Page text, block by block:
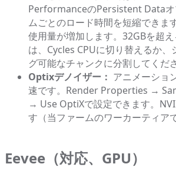
PerformanceのPersistent Dataオ
ムごとのロード時間を短縮できま
使用量が増加します。32GBを超
は、Cycles CPUに切り替えるか、
グ可能なチャンクに分割してくださ
Optixデノイザー： アニメーショ
速です。Render Properties →
→ Use OptiXで設定できます。
す（当ファームのワーカーティア
Eevee（対応、GPU）